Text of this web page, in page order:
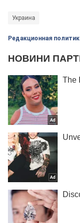
Украина
Редакционная